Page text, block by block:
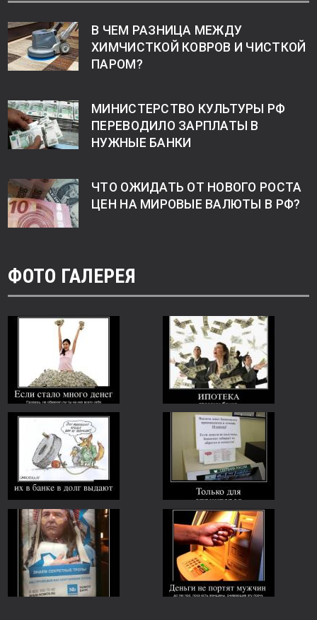
В ЧЕМ РАЗНИЦА МЕЖДУ
ХИМЧИСТКОЙ КОВРОВ И ЧИСТКОЙ
ПАРОМ?
МИНИСТЕРСТВО КУЛЬТУРЫ РФ
ПЕРЕВОДИЛО ЗАРПЛАТЫ В
НУЖНЫЕ БАНКИ
ЧТО ОЖИДАТЬ ОТ НОВОГО РОСТА
ЦЕН НА МИРОВЫЕ ВАЛЮТЫ В РФ?
ФОТО ГАЛЕРЕЯ